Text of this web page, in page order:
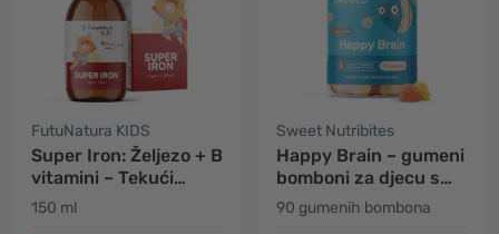
FutuNatura KIDS
Super Iron: Željezo + B
vitamini – Tekući
dodatak prehrani za
150 ml
Sweet Nutribites
Happy Brain – gumeni
bomboni za djecu s
omega-3 masnim
kiselinama
90 gumenih bombona